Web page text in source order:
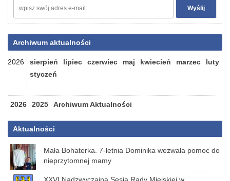
Archiwum aktualności
2026 sierpień lipiec czerwiec maj kwiecień marzec
luty
styczeń
2026 2025 Archiwum Aktualności
Aktualności
Mała Bohaterka. 7-letnia Dominika wezwała pomoc do
nieprzytomnej mamy